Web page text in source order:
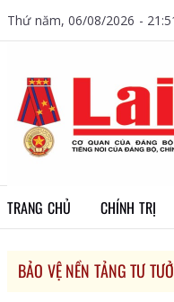
Thứ năm, 06/08/2026 -
TRANG CHỦ CHÍNH TRỊ
BẢO VỆ NỀN TẢNG TƯ